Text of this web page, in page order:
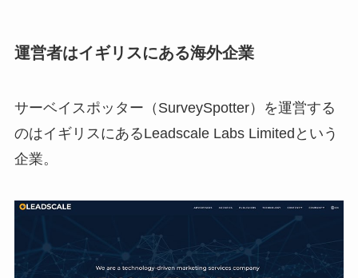
運営者はイギリスにある海外企業
サーベイスポッター（SurveySpotter）を運営する
のはイギリスにあるLeadscale Labs Limitedという
企業。